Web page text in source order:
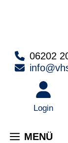
06202
Login
MENÜ